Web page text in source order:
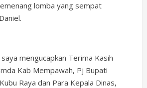
lomba yang sempat
mengucapkan Terima Kasih
Kab Mempawah, Pj Bupati
Raya dan Para Kepala Dinas,